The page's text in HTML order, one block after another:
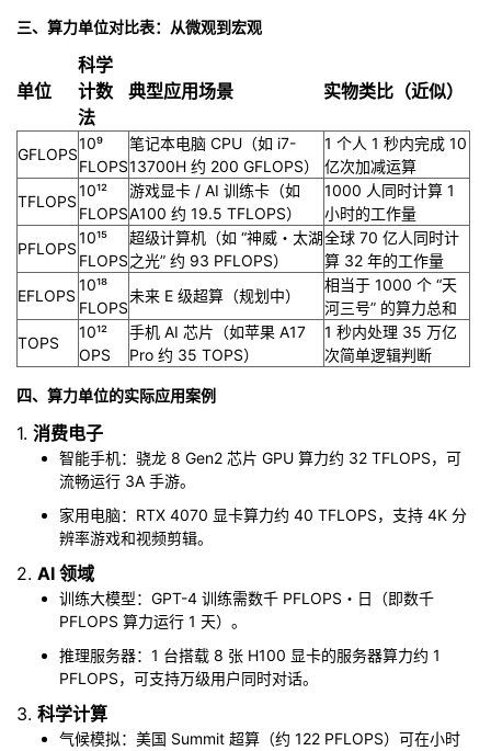
三、算力单位对比表：从微观到宏观
单位
科学
计数
法
典型应用场景 实物类比（近似）
GFLOPS
10⁹
FLOPS
笔记本电脑 CPU（如 i7-
13700H 约 200 GFLOPS）
1 个人 1 秒内完成 10
亿次加减运算
TFLOPS
10¹²
FLOPS
游戏显卡 / AI 训练卡（如
A100 约 19.5 TFLOPS）
1000 人同时计算 1
小时的工作量
PFLOPS
10¹⁵
FLOPS
超级计算机（如 “神威・太湖
之光” 约 93 PFLOPS）
全球 70 亿人同时计
算 32 年的工作量
EFLOPS
10¹⁸
FLOPS
未来 E 级超算（规划中）
相当于 1000 个 “天
河三号” 的算力总和
TOPS
10¹²
OPS
手机 AI 芯片（如苹果 A17
Pro 约 35 TOPS）
1 秒内处理 35 万亿
次简单逻辑判断
四、算力单位的实际应用案例
1. 消费电子
智能手机：骁龙 8 Gen2 芯片 GPU 算力约 32 TFLOPS，可
流畅运行 3A 手游。
家用电脑：RTX 4070 显卡算力约 40 TFLOPS，支持 4K 分
辨率游戏和视频剪辑。
2. AI 领域
训练大模型：GPT-4 训练需数千 PFLOPS・日（即数千
PFLOPS 算力运行 1 天）。
推理服务器：1 台搭载 8 张 H100 显卡的服务器算力约 1
PFLOPS，可支持万级用户同时对话。
3. 科学计算
气候模拟：美国 Summit 超算（约 122 PFLOPS）可在小时